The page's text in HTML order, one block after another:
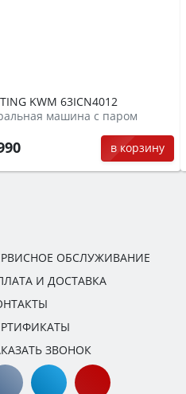
KWM 63ICN4012
машина с паром
в корзину
ОБСЛУЖИВАНИЕ
И ДОСТАВКА
ЗВОНОК